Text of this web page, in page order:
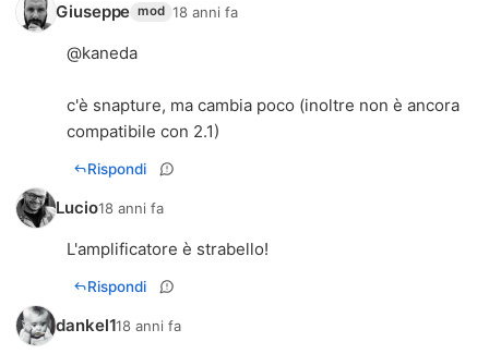
Giuseppe mod 18 anni fa
@kaneda
c'è snapture, ma cambia poco (inoltre non è ancora
compatibile con 2.1)
Rispondi
Lucio18 anni fa
L'amplificatore è strabello!
Rispondi
dankel118 anni fa